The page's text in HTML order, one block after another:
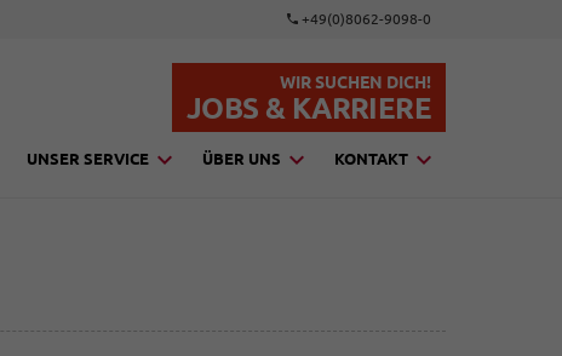
+49(0)8062-9098-0
WIR SUCHEN DICH!
JOBS & KARRIERE
UNSER SERVICE ÜBER UNS KONTAKT